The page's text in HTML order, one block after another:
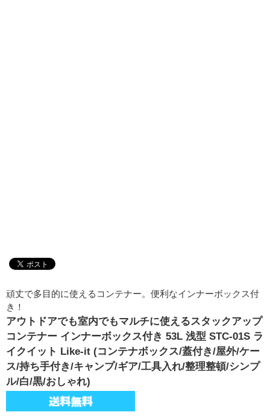
頑丈で多目的に使えるコンテナー。便利なインナーボックス付
き！
アウトドアでも室内でもマルチに使えるスタックアップ
コンテナー インナーボックス付き 53L 浅型 STC-01S ラ
イクイット Like-it (コンテナボックス/蓋付き/屋外/ケー
ス/持ち手付き/キャンプ/ギア/工具入れ/整理整頓/シンプ
ル/白/黒/おしゃれ)